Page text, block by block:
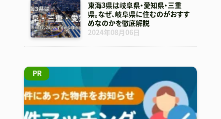
東海3県は岐阜県・愛知県・三重
県。なぜ、岐阜県に住むのがおすす
めなのかを徹底解説
2024年08月06日